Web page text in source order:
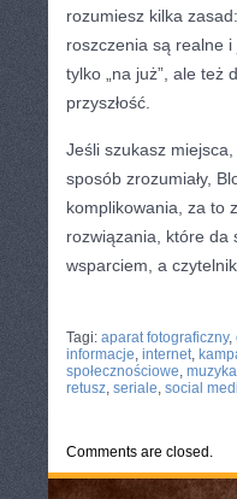
rozumiesz kilka
roszczenia są realne
tylko „na już”, ale też
przyszłość.
Jeśli szukasz
sposób zrozumiały,
komplikowania, za to
rozwiązania, które da
wsparciem, a
Tagi: aparat fotograficzny,
informacje, internet,
społecznościowe, muzyka
retusz, seriale, social
Comments are closed.